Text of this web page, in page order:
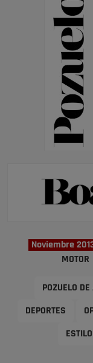
Noviembre
MOTOR
POZUELO
DEPORTES